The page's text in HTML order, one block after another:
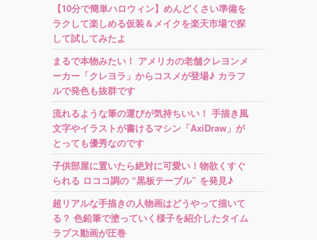
【10分で簡単ハロウィン】めんどくさい準備を
ラクして楽しめる仮装＆メイクを楽天市場で探
して試してみたよ
まるで本物みたい！ アメリカの老舗クレヨンメ
ーカー「クレヨラ」からコスメが登場♪ カラフ
ルで発色も抜群です
流れるような筆の運びが気持ちいい！ 手描き風
文字やイラストが書けるマシン「AxiDraw」が
とっても優秀なのです
子供部屋に置いたら絶対に可愛い！物欲くすぐ
られる ロココ調の “黒板テーブル” を発見♪
超リアルな手描きの人物画はどうやって描いて
る？ 色鉛筆で塗っていく様子を紹介したタイム
ラプス動画が圧巻